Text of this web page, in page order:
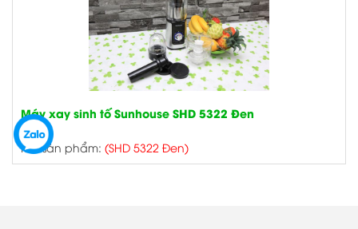
Máy xay sinh tố Sunhouse SHD 5322 Đen
Mã sản phẩm: (SHD 5322 Đen)